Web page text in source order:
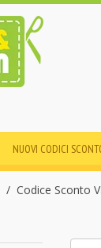
NUOVI CODICI
Codice Sconto